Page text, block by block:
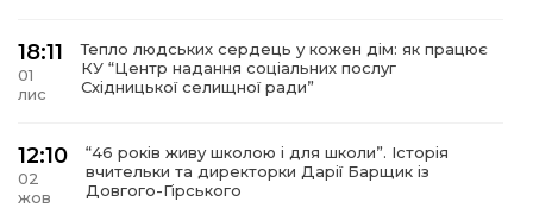
18:11
01
лис
Тепло людських сердець у кожен дім: як працює
КУ “Центр надання соціальних послуг
Східницької селищної ради”
12:10
02
жов
“46 років живу школою і для школи”. Історія
вчительки та директорки Дарії Барщик із
Довгого-Гірського